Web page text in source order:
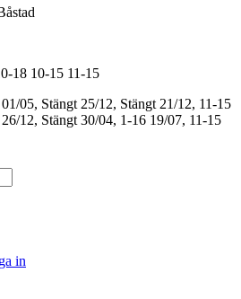
18 10-15 11-15
01/05, Stängt 25/12, Stängt 21/12, 11-15
26/12, Stängt 30/04, 1-16 19/07, 11-15
in